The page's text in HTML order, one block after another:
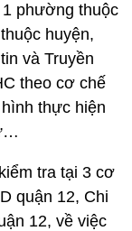
phường thuộc
huyện,
và Truyền
theo cơ chế
thực hiện
tra tại 3 cơ
quận 12, Chi
12, về việc